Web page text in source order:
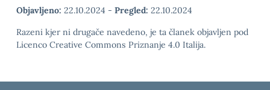
Objavljeno: 22.10.2024 - Pregled: 22.10.2024
Razeni kjer ni drugače navedeno, je ta članek objavljen pod
Licenco Creative Commons Priznanje 4.0 Italija.